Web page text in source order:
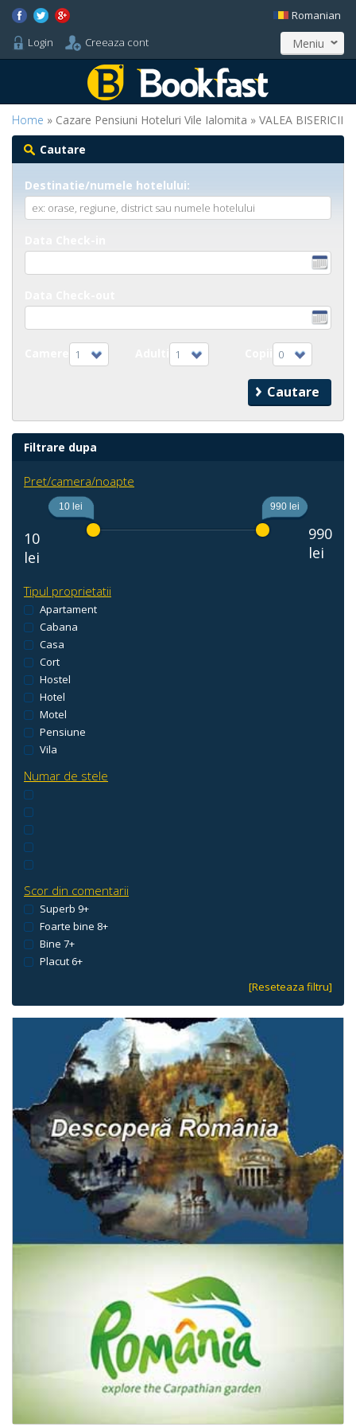
Login Creeaza cont
Romanian
Meniu
Home » Cazare Pensiuni Hoteluri Vile Ialomita » VALEA BISERICII
Cautare
Destinatie/numele hotelului:
1 1 0
Filtrare dupa
Pret/camera/noapte
10
lei
10 lei 990 lei
990
lei
Tipul proprietatii
Apartament
Cabana
Casa
Cort
Hostel
Hotel
Motel
Pensiune
Vila
Numar de stele
Scor din comentarii
Superb 9+
Foarte bine 8+
Bine 7+
Placut 6+
[Reseteaza filtru]